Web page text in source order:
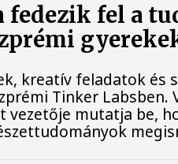
fedezik fel a
kreatív feladatok és
Tinker Labsben.
vezetője mutatja be,